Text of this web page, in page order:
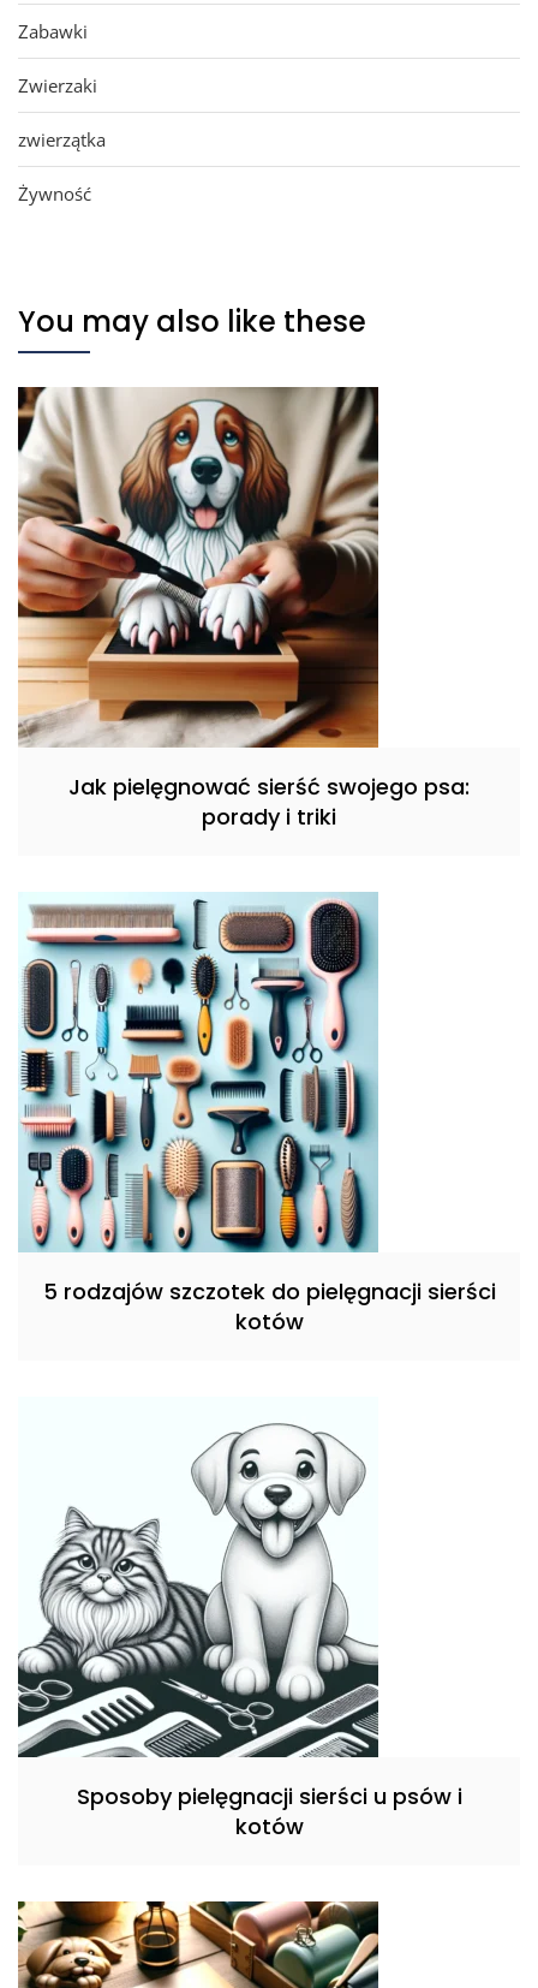
Zabawki
Zwierzaki
zwierzątka
Żywność
You may also like these
Jak pielęgnować sierść swojego psa:
porady i triki
5 rodzajów szczotek do pielęgnacji sierści
kotów
Sposoby pielęgnacji sierści u psów i
kotów